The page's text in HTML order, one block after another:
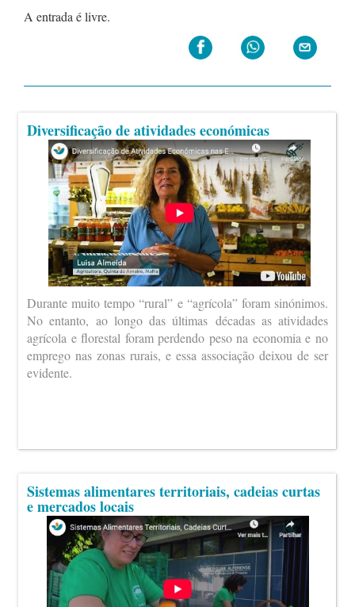
A entrada é livre.
Diversificação de atividades económicas
Durante muito tempo “rural” e “agrícola” foram sinónimos.
No entanto, ao longo das últimas décadas as atividades
agrícola e florestal foram perdendo peso na economia e no
emprego nas zonas rurais, e essa associação deixou de ser
evidente.
Sistemas alimentares territoriais, cadeias curtas
e mercados locais